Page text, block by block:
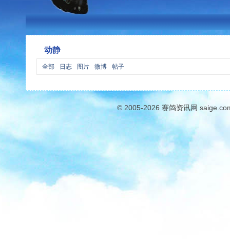
动静
全部 日志 图片 微博 帖子
© 2005-2026 赛鸽资讯网